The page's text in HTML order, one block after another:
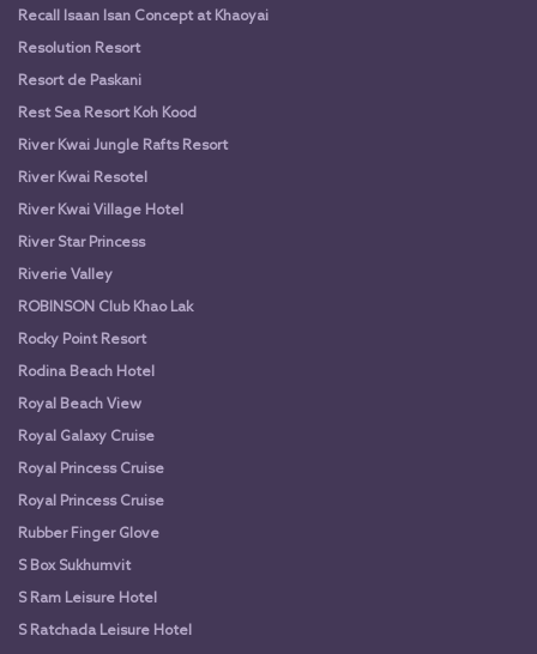
Recall Isaan Isan Concept at Khaoyai
Resolution Resort
Resort de Paskani
Rest Sea Resort Koh Kood
River Kwai Jungle Rafts Resort
River Kwai Resotel
River Kwai Village Hotel
River Star Princess
Riverie Valley
ROBINSON Club Khao Lak
Rocky Point Resort
Rodina Beach Hotel
Royal Beach View
Royal Galaxy Cruise
Royal Princess Cruise
Royal Princess Cruise
Rubber Finger Glove
S Box Sukhumvit
S Ram Leisure Hotel
S Ratchada Leisure Hotel